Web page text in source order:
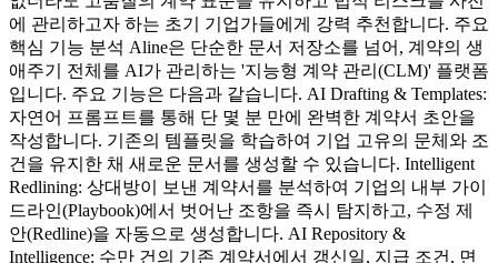
에 관리하고자 하는 초기 기업가들에게 강력 추천합니다. 주요
핵심 기능 분석 Aline은 단순한 문서 저장소를 넘어, 계약의 생
애주기 전체를 AI가 관리하는 '지능형 계약 관리(CLM)' 플랫폼
입니다. 주요 기능은 다음과 같습니다. AI Drafting & Templates:
자연어 프롬프트를 통해 단 몇 분 만에 완벽한 계약서 초안을
작성합니다. 기존의 템플릿을 학습하여 기업 고유의 문체와 조
건을 유지한 채 새로운 문서를 생성할 수 있습니다. Intelligent
Redlining: 상대방이 보낸 계약서를 분석하여 기업의 내부 가이
드라인(Playbook)에서 벗어난 조항을 즉시 탐지하고, 수정 제
안(Redline)을 자동으로 생성합니다. AI Repository &
Intelligence: 수만 건의 기존 계약서에서 갱신일, 지급 조건, 면